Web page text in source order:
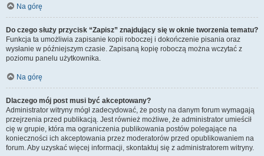
Na górę
Do czego służy przycisk “Zapisz” znajdujący się w oknie tworzenia tematu?
Funkcja ta umożliwia zapisanie kopii roboczej i dokończenie pisania oraz
wysłanie w późniejszym czasie. Zapisaną kopię roboczą można wczytać z
poziomu panelu użytkownika.
Na górę
Dlaczego mój post musi być akceptowany?
Administrator witryny mógł zadecydować, że posty na danym forum wymagają
przejrzenia przed publikacją. Jest również możliwe, że administrator umieścił
cię w grupie, która ma ograniczenia publikowania postów polegające na
konieczności ich akceptowania przez moderatorów przed opublikowaniem na
forum. Aby uzyskać więcej informacji, skontaktuj się z administratorem witryny.